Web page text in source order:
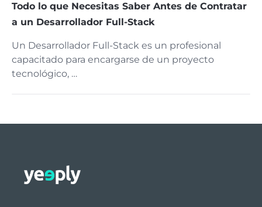
Todo lo que Necesitas Saber Antes de Contratar
a un Desarrollador Full-Stack
Un Desarrollador Full-Stack es un profesional
capacitado para encargarse de un proyecto
tecnológico, …